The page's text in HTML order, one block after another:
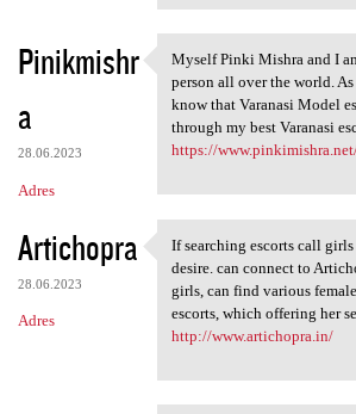
Pinikmishr
a
28.06.2023
Adres
Myself Pinki Mishra
Myself Pinki Mishra and I
person all over the world.
know that Varanasi Model
through my best Varanasi
https://
Artichopra
28.06.2023
Adres
If searching escorts
If searching escorts call
desire. can connect to
girls, can find various
escorts, which offering her
http://www.artichopra.in/